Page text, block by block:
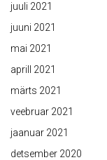
juuli 2021
juuni 2021
mai 2021
aprill 2021
märts 2021
veebruar 2021
jaanuar 2021
detsember 2020